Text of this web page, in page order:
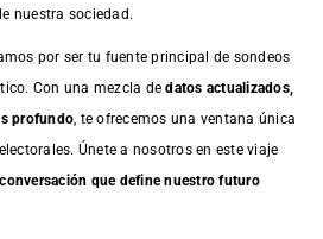
nuestra sociedad.
por ser tu fuente principal de sondeos
Con una mezcla dedatos actualizados,
profundo , te ofrecemos una ventana única
Únete a nosotros en este viaje
que define nuestro futuro